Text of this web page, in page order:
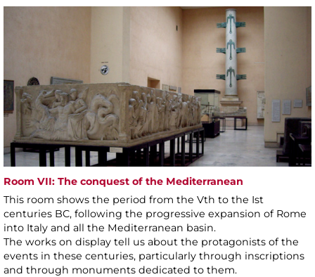
Room VII: The conquest of the Mediterranean
This room shows the period from the Vth to the Ist
centuries BC, following the progressive expansion of Rome
into Italy and all the Mediterranean basin.
The works on display tell us about the protagonists of the
events in these centuries, particularly through inscriptions
and through monuments dedicated to them.